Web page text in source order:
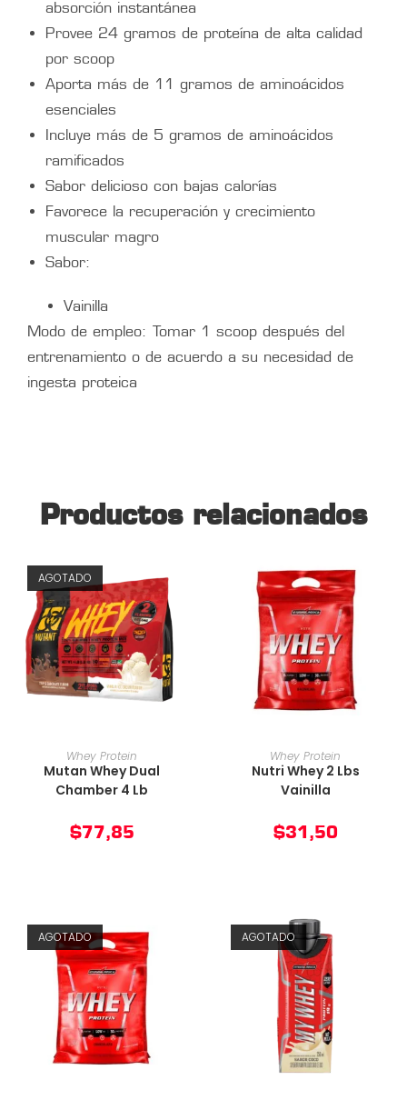
absorción instantánea
Provee 24 gramos de proteína de alta calidad
por scoop
Aporta más de 11 gramos de aminoácidos
esenciales
Incluye más de 5 gramos de aminoácidos
ramificados
Sabor delicioso con bajas calorías
Favorece la recuperación y crecimiento
muscular magro
Sabor:
Vainilla
Modo de empleo: Tomar 1 scoop después del
entrenamiento o de acuerdo a su necesidad de
ingesta proteica
Productos relacionados
AGOTADO
AÑADIR AL CARRITO
Whey Protein
Mutan Whey Dual
Chamber 4 Lb
$77,85
AÑADIR AL CARRITO
Whey Protein
Nutri Whey 2 Lbs
Vainilla
$31,50
AGOTADO AGOTADO